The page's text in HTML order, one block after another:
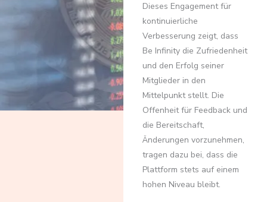
Dieses Engagement für
kontinuierliche
Verbesserung zeigt, dass
Be Infinity die Zufriedenheit
und den Erfolg seiner
Mitglieder in den
Mittelpunkt stellt. Die
Offenheit für Feedback und
die Bereitschaft,
Änderungen vorzunehmen,
tragen dazu bei, dass die
Plattform stets auf einem
hohen Niveau bleibt.